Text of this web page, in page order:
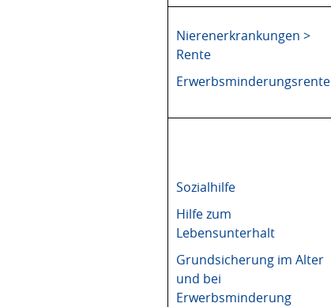
Nierenerkrankungen >
Rente
Erwerbsminderungsrente
Sozialhilfe
Hilfe zum
Lebensunterhalt
Grundsicherung im Alter
und bei
Erwerbsminderung